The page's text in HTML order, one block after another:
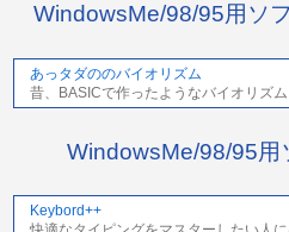
WindowsMe/98/95用ソ
あっタダののバイオリズム
昔、BASICで作ったようなバイオリズム
WindowsMe/98/95用
Keybord++